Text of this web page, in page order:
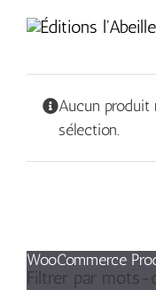
contenu
Aucun produit
sélection.
WooCommerce
Filtrer par mots-